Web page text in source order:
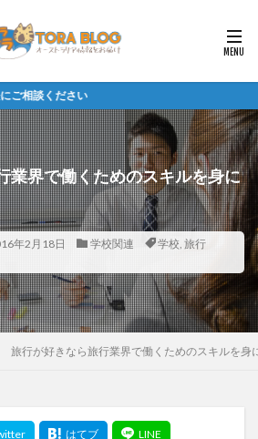
い
業界で働くためのスキルを身に
年2月18日 学校関連 学校, 旅行
旅行が好きなら旅行業界で働くためのスキルを身